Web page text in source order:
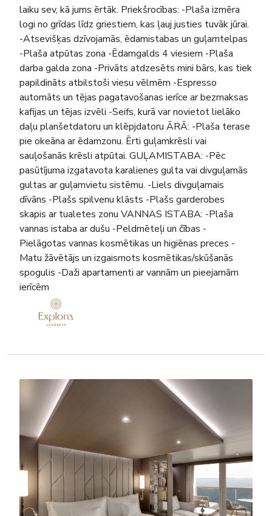
laiku sev, kā jums ērtāk. Priekšrocības: -Plaša izmēra
logi no grīdas līdz griestiem, kas ļauj justies tuvāk jūrai.
-Atsevišķas dzīvojamās, ēdamistabas un guļamtelpas
-Plaša atpūtas zona -Ēdamgalds 4 viesiem -Plaša
darba galda zona -Privāts atdzesēts mini bārs, kas tiek
papildināts atbilstoši viesu vēlmēm -Espresso
automāts un tējas pagatavošanas ierīce ar bezmaksas
kafijas un tējas izvēli -Seifs, kurā var novietot lielāko
daļu planšetdatoru un klēpjdatoru ĀRĀ: -Plaša terase
pie okeāna ar ēdamzonu. Ērti guļamkrēsli vai
sauļošanās krēsli atpūtai. GUĻAMISTABA: -Pēc
pasūtījuma izgatavota karalienes gulta vai divguļamās
gultas ar guļamvietu sistēmu. -Liels divguļamais
dīvāns -Plašs spilvenu klāsts -Plašs garderobes
skapis ar tualetes zonu VANNAS ISTABA: -Plaša
vannas istaba ar dušu -Peldmēteļi un čības -
Pielāgotas vannas kosmētikas un higiēnas preces -
Matu žāvētājs un izgaismots kosmētikas/skūšanās
spogulis -Daži apartamenti ar vannām un pieejamām
ierīcēm